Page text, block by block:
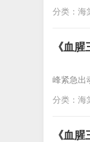
分类： 海
《血
峰紧急
分类： 海
《血